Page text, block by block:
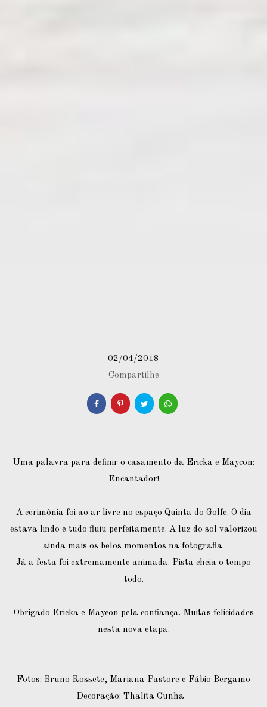
02/04/2018
Compartilhe
Uma palavra para definir o casamento da Ericka e Maycon:
Encantador!
A cerimônia foi ao ar livre no espaço Quinta do Golfe. O dia
estava lindo e tudo fluiu perfeitamente. A luz do sol valorizou
ainda mais os belos momentos na fotografia.
Já a festa foi extremamente animada. Pista cheia o tempo
todo.
Obrigado Ericka e Maycon pela confiança. Muitas felicidades
nesta nova etapa.
Fotos: Bruno Rossete, Mariana Pastore e Fábio Bergamo
Decoração: Thalita Cunha⠀